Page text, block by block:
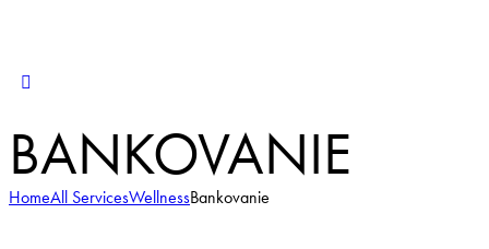
BANKOVANIE
HomeAll ServicesWellnessBankovanie